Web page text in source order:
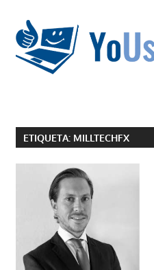
contenido
noETIQUETA: MILLTECHFX